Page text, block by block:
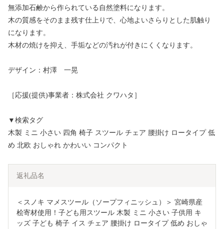
無添加石鹸から作られている自然塗料になります。
木の質感をそのまま残す仕上りで、心地よいさらりとした肌触り
になります。
木材の焼けを抑え、手垢などの汚れが付きにくくなります。
デザイン：村澤 一晃
［応援(提供)事業者：株式会社 クワハタ］
▼検索タグ
木製 ミニ 小さい 四角 椅子 スツール チェア 腰掛け ロータイプ 低
め 北欧 おしゃれ かわいい コンパクト
返礼品名
＜スノキ マメスツール（ソープフィニッシュ）＞ 宮崎県産
桧寄材使用！子ども用スツール 木製 ミニ 小さい 子供用 キ
ッズ 子ども 椅子 イス チェア 腰掛け ロータイプ 低め おしゃ